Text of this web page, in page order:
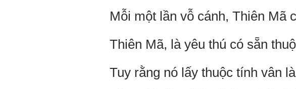
Mỗi một lần vỗ cánh, Thiên Mã
Thiên Mã, là yêu thú có sẵn
Tuy rằng nó lấy thuộc tính vân